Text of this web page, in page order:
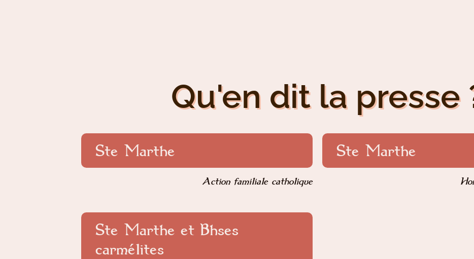
Qu'en dit la presse
Ste Marthe
Action familiale catholique
Ste Marthe
Ste Marthe et Bhses
carmélites